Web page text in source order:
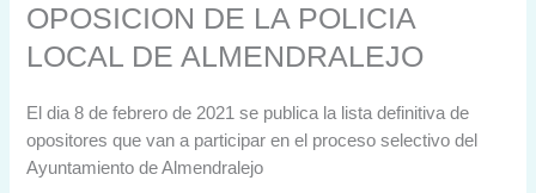
OPOSICION DE LA POLICIA
LOCAL DE ALMENDRALEJO
El dia 8 de febrero de 2021 se publica la lista definitiva de
opositores que van a participar en el proceso selectivo del
Ayuntamiento de Almendralejo